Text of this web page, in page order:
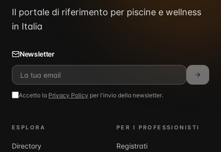
Il portale di riferimento per piscine e wellness
in Italia
Newsletter
Accetto la Privacy Policy per l'invio della newsletter.
ESPLORA
Directory
PER I PROFESSIONISTI
Registrati